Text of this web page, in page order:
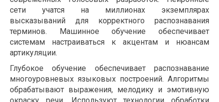
сети учатся на миллионах экземплярах
высказываний для корректного распознавания
терминов. Машинное обучение обеспечивает
системам настраиваться к акцентам и нюансам
артикуляции.
Глубокое обучение обеспечивает распознавание
многоуровневых языковых построений. Алгоритмы
обрабатывают выражения, мелодику и эмотивную